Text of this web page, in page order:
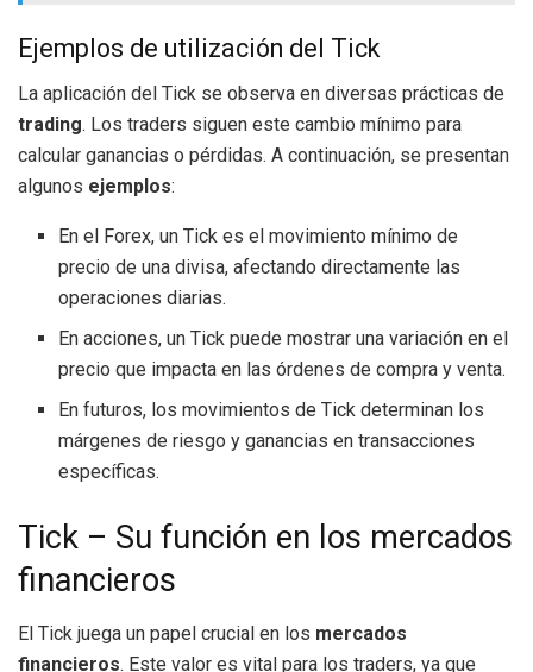
Ejemplos de utilización del Tick
La aplicación del Tick se observa en diversas prácticas de
trading. Los traders siguen este cambio mínimo para
calcular ganancias o pérdidas. A continuación, se presentan
algunos ejemplos:
En el Forex, un Tick es el movimiento mínimo de
precio de una divisa, afectando directamente las
operaciones diarias.
En acciones, un Tick puede mostrar una variación en el
precio que impacta en las órdenes de compra y venta.
En futuros, los movimientos de Tick determinan los
márgenes de riesgo y ganancias en transacciones
específicas.
Tick – Su función en los mercados
financieros
El Tick juega un papel crucial en los mercados
financieros. Este valor es vital para los traders, ya que